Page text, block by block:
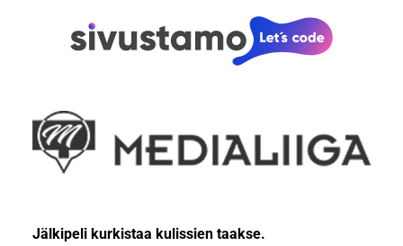
Jälkipeli kurkistaa kulissien taakse.